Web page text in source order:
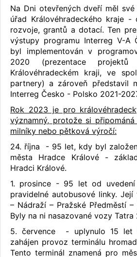
Na Dni otevřených dveří měl
úřad Královéhradeckého kraje -
rozvoje, grantů a dotací. Ten
výstupy programu Interreg V-A
byl implementován v
2020 (prezentace projektů
Královéhradeckém kraji, ve
partnery) a zároveň představil
Interreg Česko - Polsko 2021-
Rok 2023 je pro
významný, protože si
milníky nebo pětková výročí:
24. října - 95 let, kdy byl
města Hradce Králové -
Hradci Králové.
1. prosince - 95 let od
pravidelné autobusové linky. Její
– Nádraží – Pražské Předměstí –
Byly na ni nasazované vozy Tatra
5. července - uplynulo 15 let
zahájen provoz terminálu
Tento terminál znamená pro